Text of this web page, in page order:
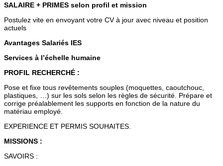
SALAIRE + PRIMES selon profil et mission
Postulez vite en envoyant votre CV à jour avec niveau et position
actuels
Avantages Salariés IES
Services à l’échelle humaine
PROFIL RECHERCHÉ :
Pose et fixe tous revêtements souples (moquettes, caoutchouc,
plastiques, …) sur les sols selon les règles de sécurité. Prépare et
corrige préalablement les supports en fonction de la nature du
matériau employé.
EXPERIENCE ET PERMIS SOUHAITES.
MISSIONS :
SAVOIRS :